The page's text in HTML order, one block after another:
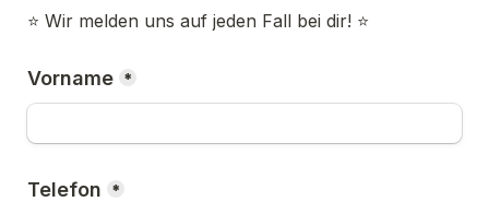
⭐️ Wir melden uns auf jeden Fall bei dir! ⭐️
Vorname *
Telefon *